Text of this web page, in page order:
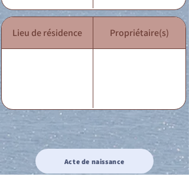
Lieu de résidence Propriétaire(s)
Acte de naissance